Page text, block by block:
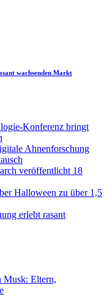
wachsenden Markt
Konferenz bringt
Ahnenforschung
veröffentlicht 18
Halloween zu über 1,5
erlebt rasant
Musk: Eltern,